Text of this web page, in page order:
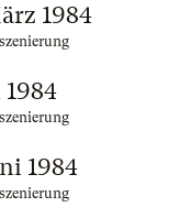
1984
1984